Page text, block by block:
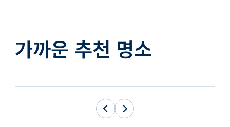
가까운 추천 명소